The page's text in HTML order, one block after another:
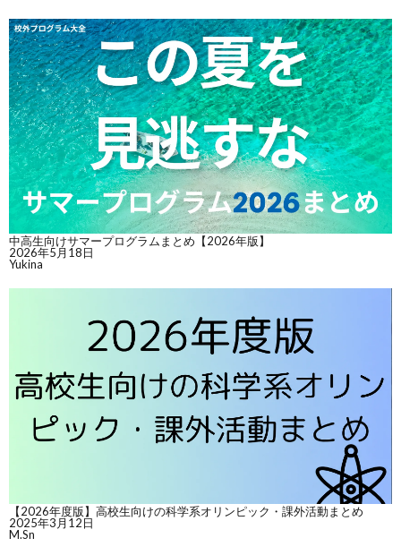
中高生向けサマープログラムまとめ【2026年版】
2026年5月18日
Yukina
【2026年度版】高校生向けの科学系オリンピック・課外活動まとめ
2025年3月12日
M.Sn